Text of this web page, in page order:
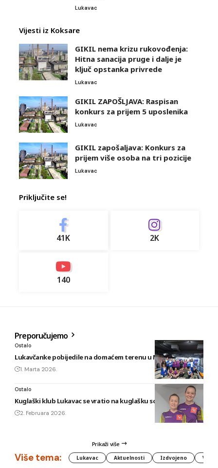
Lukavac
Vijesti iz Koksare
GIKIL nema krizu rukovođenja:
Hitna sanacija pruge i dalje je
ključ opstanka privrede
Lukavac
GIKIL ZAPOŠLJAVA: Raspisan
konkurs za prijem 5 uposlenika
Lukavac
GIKIL zapošaljava: Konkurs za
prijem više osoba na tri pozicije
Lukavac
Priključite se!
41K 2K
140
Preporučujemo
Ostalo
Lukavčanke pobijedile na domaćem terenu u Maglaju!?
1. Marta 2026.
Ostalo
Kuglaški klub Lukavac se vratio na kuglašku scenu!
2. Februara 2026.
Prikaži više
Više tema: Lukavac Aktuelnosti Izdvojeno